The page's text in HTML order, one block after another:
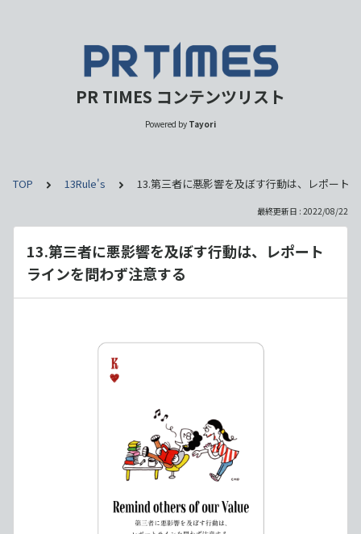
PR TIMES コンテンツリスト
Powered by Tayori
TOP 13Rule's 13.第三者に悪影響を及ぼす行動は、レポート
最終更新日 : 2022/08/22
13.第三者に悪影響を及ぼす行動は、レポート
ラインを問わず注意する